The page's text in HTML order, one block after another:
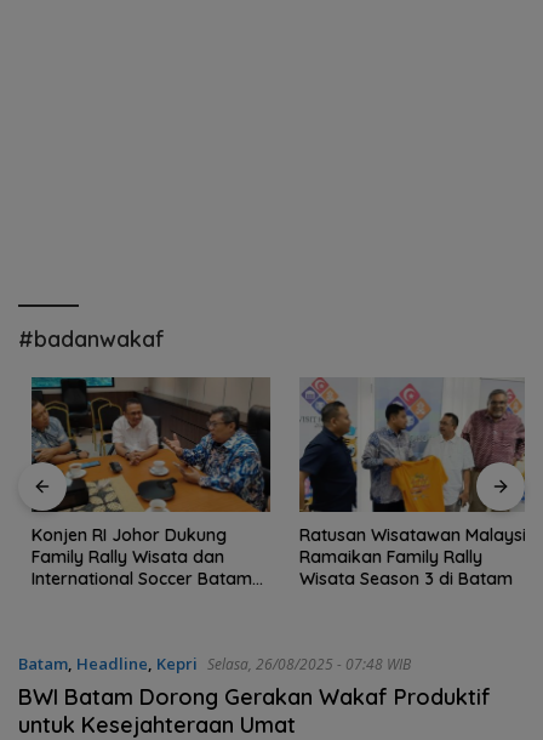
#badanwakaf
Konjen RI Johor Dukung
Family Rally Wisata dan
International Soccer Batam
Ratusan Wisatawan Malaysia
Ramaikan Family Rally
Wisata Season 3 di Batam
Batam, Headline, Kepri Selasa, 26/08/2025 - 07:48 WIB
BWI Batam Dorong Gerakan Wakaf Produktif
untuk Kesejahteraan Umat